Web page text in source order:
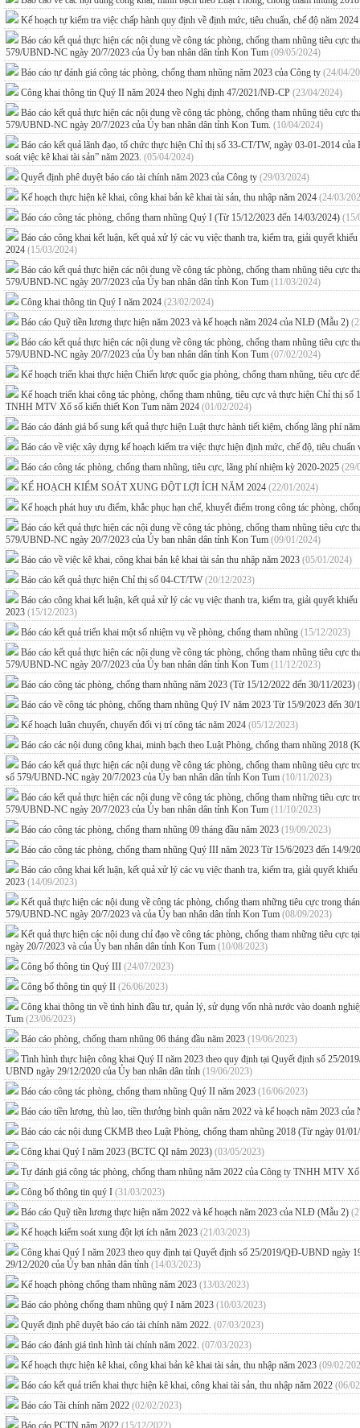
Kế hoạch tự kiểm tra việc chấp hành quy định về định mức, tiêu chuẩn, chế độ năm 2024
Báo cáo kết quả thực hiện các nội dung về công tác phòng, chống tham nhũng tiêu
579/UBND-NC ngày 20/7/2023 của Ủy ban nhân dân tỉnh Kon Tum (09/05/2024)
Báo cáo tự đánh giá công tác phòng, chống tham nhũng năm 2023 của Công ty (24/04/
Công khai thông tin Quý II năm 2024 theo Nghị định 47/2021/NĐ-CP (23/04/2024)
Báo cáo kết quả thực hiện các nội dung về công tác phòng, chống tham nhũng tiêu
579/UBND-NC ngày 20/7/2023 của Ủy ban nhân dân tỉnh Kon Tum. (10/04/2024)
Báo cáo kết quả lãnh đạo, tổ chức thực hiện Chỉ thị số 33-CT/TW, ngày 03-01-2014
soát việc kê khai tài sản” năm 2023. (05/04/2024)
Quyết định phê duyệt báo cáo tài chính năm 2023 của Công ty (29/03/2024)
Kế hoạch thực hiện kê khai, công khai bản kê khai tài sản, thu nhập năm 2024 (24/03/
Báo cáo công tác phòng, chống tham nhũng Quý I (Từ 15/12/2023 đến 14/03/2024) (15/
Báo cáo công khai kết luận, kết quả xử lý các vụ việc thanh tra, kiểm tra, giải quyết
2024 (15/03/2024)
Báo cáo kết quả thực hiện các nội dung về công tác phòng, chống tham nhũng tiêu
579/UBND-NC ngày 20/7/2023 của Ủy ban nhân dân tỉnh Kon Tum (11/03/2024)
Công khai thông tin Quý I năm 2024 (23/02/2024)
Báo cáo Quỹ tiền lương thực hiện năm 2023 và kế hoạch năm 2024 của NLĐ (Mẫu 2)
Báo cáo kết quả thực hiện các nội dung về công tác phòng, chống tham nhũng tiêu
579/UBND-NC ngày 20/7/2023 của Ủy ban nhân dân tỉnh Kon Tum (07/02/2024)
Kế hoạch triển khai thực hiện Chiến lược quốc gia phòng, chống tham nhũng, tiêu cực
Kế hoạch triển khai công tác phòng, chống tham nhũng, tiêu cực và thực hiện Chỉ thị
TNHH MTV Xổ số kiến thiết Kon Tum năm 2024 (01/02/2024)
Báo cáo đánh giá bổ sung kết quả thực hiện Luật thực hành tiết kiệm, chống lãng phí
Báo cáo về việc xây dựng kế hoạch kiểm tra việc thực hiện định mức, chế độ, tiêu
Báo cáo công tác phòng, chống tham nhũng, tiêu cực, lãng phí nhiệm kỳ 2020-2025 (29/
KẾ HOẠCH KIỂM SOÁT XUNG ĐỘT LỢI ÍCH NĂM 2024 (22/01/2024)
Kế hoạch phát huy ưu điểm, khắc phục hạn chế, khuyết điểm trong công tác phòng,
Báo cáo kết quả thực hiện các nội dung về công tác phòng, chống tham nhũng tiêu
579/UBND-NC ngày 20/7/2023 của Ủy ban nhân dân tỉnh Kon Tum (09/01/2024)
Báo cáo về việc kê khai, công khai bản kê khai tài sản thu nhập năm 2023 (05/01/2024)
Báo cáo kết quả thực hiện Chỉ thị số 04-CT/TW (20/12/2023)
Báo cáo công khai kết luận, kết quả xử lý các vụ việc thanh tra, kiểm tra, giải quyết
2023 (15/12/2023)
Báo cáo kết quả triển khai một số nhiệm vụ về phòng, chống tham nhũng (15/12/2023)
Báo cáo kết quả thực hiện các nội dung về công tác phòng, chống tham nhũng tiêu
579/UBND-NC ngày 20/7/2023 của Ủy ban nhân dân tỉnh Kon Tum (11/12/2023)
Báo cáo công tác phòng, chống tham nhũng năm 2023 (Từ 15/12/2022 đến 30/11/2023)
Báo cáo về công tác phòng, chống tham nhũng Quý IV năm 2023 Từ 15/9/2023 đến
Kế hoạch luân chuyển, chuyển đổi vị trí công tác năm 2024 (05/12/2023)
Báo cáo các nội dung công khai, minh bạch theo Luật Phòng, chống tham nhũng 2018
Báo cáo kết quả thực hiện các nội dung về công tác phòng, chống tham nhũng tiêu
số 579/UBND-NC ngày 20/7/2023 của Ủy ban nhân dân tỉnh Kon Tum (10/11/2023)
Báo cáo kết quả thực hiện các nội dung về công tác phòng, chống tham những tiêu
579/UBND-NC ngày 20/7/2023 của Ủy ban nhân dân tỉnh Kon Tum (11/10/2023)
Báo cáo công tác phòng, chống tham nhũng 09 tháng đầu năm 2023 (19/09/2023)
Báo cáo công tác phòng, chống tham nhũng Quý III năm 2023 Từ 15/6/2023 đến 14/9/
Báo cáo công khai kết luận, kết quả xử lý các vụ việc thanh tra, kiểm tra, giải quyết
2023 (14/09/2023)
Kết quả thực hiện các nội dung về công tác phòng, chống tham những tiêu cực trong
579/UBND-NC ngày 20/7/2023 và của Ủy ban nhân dân tỉnh Kon Tum (08/09/2023)
Kết quả thực hiện các nội dung chỉ đạo về công tác phòng, chống tham những tiêu
ngày 20/7/2023 và của Ủy ban nhân dân tỉnh Kon Tum (10/08/2023)
Công bố thông tin Quý III (24/07/2023)
Công bố thông tin quý II (26/06/2023)
Công khai thông tin về tình hình đầu tư, quản lý, sử dụng vốn nhà nước vào doanh
Tum (23/06/2023)
Báo cáo phòng, chống tham nhũng 06 tháng đầu năm 2023 (19/06/2023)
Tình hình thực hiện công khai Quý II năm 2023 theo quy định tại Quyết định số 25/
UBND ngày 29/12/2020 của Ủy ban nhân dân tỉnh (19/06/2023)
Báo cáo công tác phòng, chống tham nhũng Quý II năm 2023 (16/06/2023)
Báo cáo tiền lương, thù lao, tiền thưởng bình quân năm 2022 và kế hoạch năm 2023
Báo cáo các nội dung CKMB theo Luật Phòng, chống tham nhũng 2018 (Từ ngày 01/
Công khai Quý I năm 2023 (BCTC QI năm 2023) (03/05/2023)
Tự đánh giá công tác phòng, chống tham nhũng năm 2022 của Công ty TNHH MTV
Công bố thông tin quý I (31/03/2023)
Báo cáo Quỹ tiền lương thực hiện năm 2022 và kế hoạch năm 2023 của NLĐ (Mẫu 2)
Kế hoạch kiểm soát xung đột lợi ích năm 2023 (21/03/2023)
Công khai Quý I năm 2023 theo quy định tại Quyết định số 25/2019/QĐ-UBND
29/12/2020 của Ủy ban nhân dân tỉnh (14/03/2023)
Kế hoạch phòng chống tham nhũng năm 2023 (13/03/2023)
Báo cáo phòng chống tham nhũng quý I năm 2023 (10/03/2023)
Quyết định phê duyệt báo cáo tài chính năm 2022. (07/03/2023)
Báo cáo đánh giá tình hình tài chính năm 2022. (07/03/2023)
Kế hoạch thực hiện kê khai, công khai bản kê khai tài sản, thu nhập năm 2023 (09/02/
Báo cáo kết quả triển khai thực hiện kê khai, công khai tài sản, thu nhập năm 2022 (06/
Báo cáo Tài chính năm 2022 (02/02/2023)
Báo cáo PCTN năm 2022 (15/12/2022)